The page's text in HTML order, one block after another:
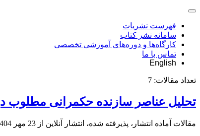
فهرست نشریات
سامانه نشر کتاب
کارگاه‌ها و دوره‌های آموزشی تخصصی
تماس با ما
English
تعداد مقالات: 7
تحلیل عناصر سازنده حکمرانی مطلوب
مقالات آماده انتشار، پذیرفته شده، انتشار آنلاین از 23 مهر 1404